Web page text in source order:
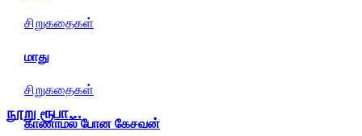
நூறு ரூபா…
சிறுகதைகள்
மாது
சிறுகதைகள்
காணாமல் போன கேசவன்